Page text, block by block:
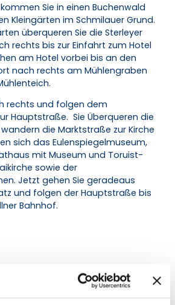
Sie in einen Buchenwald
Kleingärten im Schmilauer Grund.
überqueren Sie die Sterleyer
rechts bis zur Einfahrt zum Hotel
am Hotel vorbei bis an den
nach rechts am Mühlengraben
rechts und folgen dem
Hauptstraße. Sie Überqueren die
die Marktstraße zur Kirche
sich das Eulenspiegelmuseum,
mit Museum und Toruist-
sowie der
Jetzt gehen Sie geradeaus
und folgen der Hauptstraße bis
Bahnhof.